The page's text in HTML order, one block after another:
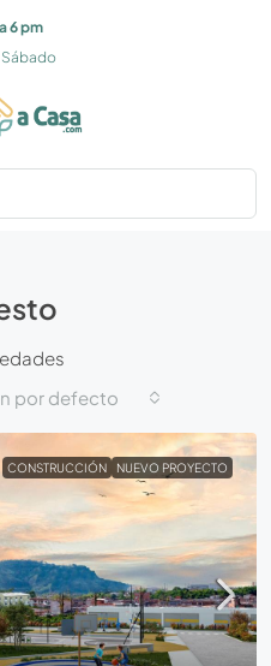
6 pm
Sábado
por defecto
CONSTRUCCIÓN NUEVO PROYECTO